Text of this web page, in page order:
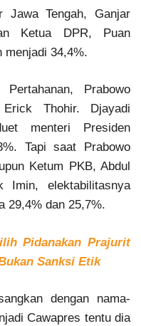
Jawa Tengah, Ganjar
Ketua DPR, Puan
menjadi 34,4%.
Prabowo
Thohir. Djayadi
menteri Presiden
Tapi saat Prabowo
Ketum PKB, Abdul
Imin, elektabilitasnya
29,4% dan 25,7%.
Pidanakan Prajurit
Sanksi Etik
dengan nama-
Cawapres tentu dia